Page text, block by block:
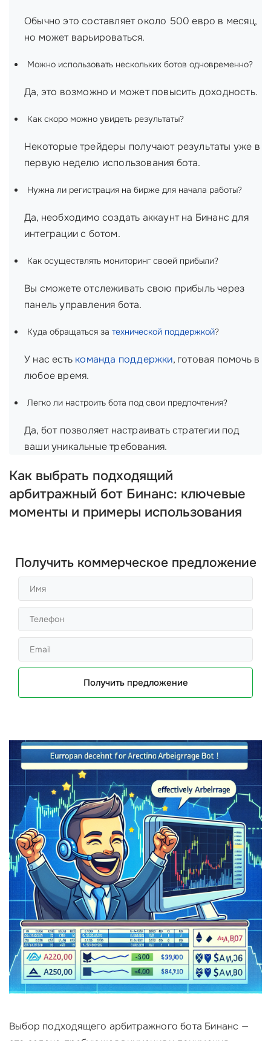
Обычно это составляет около 500 евро в месяц,
но может варьироваться.
Можно использовать нескольких ботов одновременно?
Да, это возможно и может повысить доходность.
Как скоро можно увидеть результаты?
Некоторые трейдеры получают результаты уже в
первую неделю использования бота.
Нужна ли регистрация на бирже для начала работы?
Да, необходимо создать аккаунт на Бинанс для
интеграции с ботом.
Как осуществлять мониторинг своей прибыли?
Вы сможете отслеживать свою прибыль через
панель управления бота.
Куда обращаться за технической поддержкой?
У нас есть команда поддержки, готовая помочь в
любое время.
Легко ли настроить бота под свои предпочтения?
Да, бот позволяет настраивать стратегии под
ваши уникальные требования.
Как выбрать подходящий
арбитражный бот Бинанс: ключевые
моменты и примеры использования
Получить коммерческое предложение
Получить предложение
Выбор подходящего арбитражного бота Бинанс —